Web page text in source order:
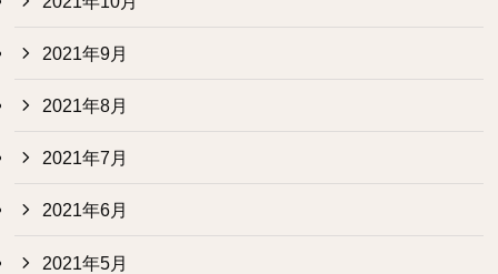
2021年9月
2021年8月
2021年7月
2021年6月
2021年5月